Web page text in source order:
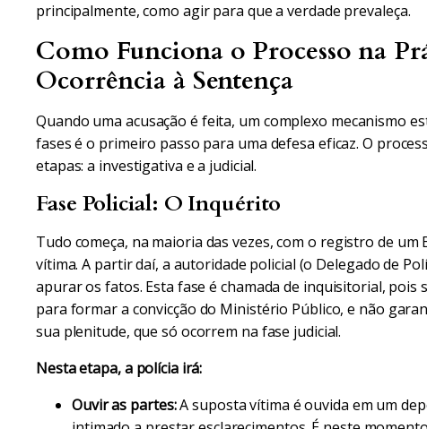
principalmente, como agir para que a verdade prevaleça.
Como Funciona o Processo na
Ocorrência à Sentença
Quando uma acusação é feita, um complexo mecanismo
fases é o primeiro passo para uma defesa eficaz. O
etapas: a investigativa e a judicial.
Fase Policial: O Inquérito
Tudo começa, na maioria das vezes, com o registro de
vítima. A partir daí, a autoridade policial (o Delegado de
apurar os fatos. Esta fase é chamada de inquisitorial, pois
para formar a convicção do Ministério Público, e não
sua plenitude, que só ocorrem na fase judicial.
Nesta etapa, a polícia irá:
Ouvir as partes:A suposta vítima é ouvida em um